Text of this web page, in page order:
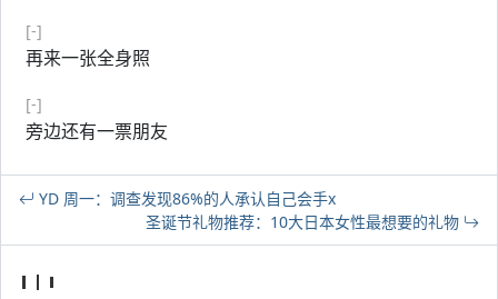
[-]
再来一张全身照
[-]
旁边还有一票朋友
YD 周一：调查发现86%的人承认自己会手x
圣诞节礼物推荐：10大日本女性最想要的礼物